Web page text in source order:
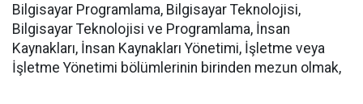
Bilgisayar Programlama, Bilgisayar Teknolojisi,
Bilgisayar Teknolojisi ve Programlama, İnsan
Kaynakları, İnsan Kaynakları Yönetimi, İşletme veya
İşletme Yönetimi bölümlerinin birinden mezun olmak,